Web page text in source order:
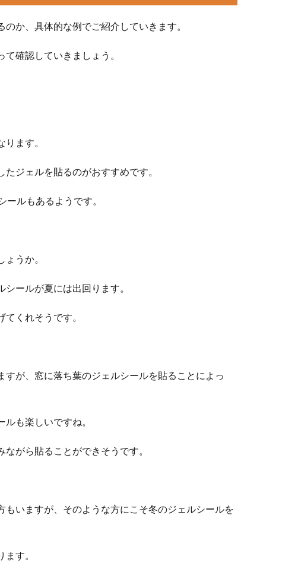
か、具体的な例でご紹介していきます。
確認していきましょう。
ます。
ジェルを貼るのがおすすめです。
ルもあるようです。
うか。
ールが夏には出回ります。
くれそうです。
が、窓に落ち葉のジェルシールを貼ることによっ
も楽しいですね。
がら貼ることができそうです。
いますが、そのような方にこそ冬のジェルシールを
す。